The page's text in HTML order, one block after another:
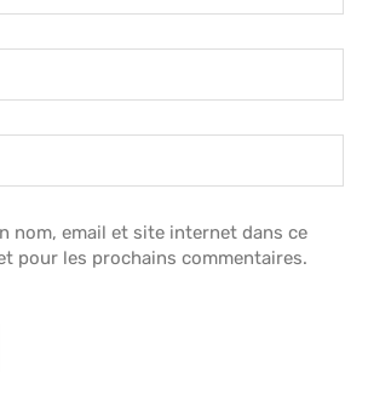
nom, email et site internet dans ce
pour les prochains commentaires.